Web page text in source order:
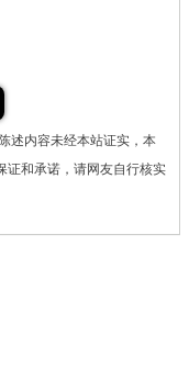
述内容未经本站证实，本
证和承诺，请网友自行核实